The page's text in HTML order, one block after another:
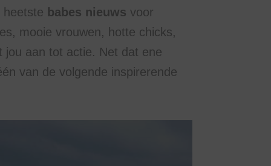
babes nieuws voor
mooie vrouwen, hotte chicks,
jou aan tot actie. Net dat ene
van de volgende inspirerende